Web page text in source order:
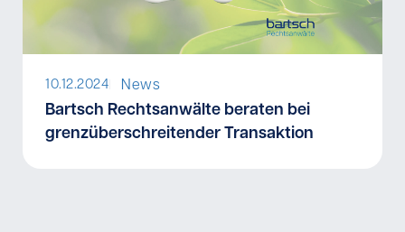
News
10.12.2024
Bartsch Rechtsanwälte beraten bei
grenzüberschreitender Transaktion